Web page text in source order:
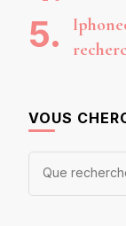
VOUS
Vous